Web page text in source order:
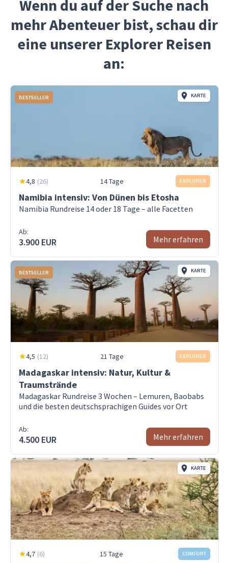
Wer
echtes
Wenn du auf der Suche nach
mehr Abenteuer bist, schau dir
eine unserer Explorer Reisen
an:
BESTSELLER KARTE
4,8 (26) 14 Tage EXPLORER
Namibia intensiv: Von Dünen bis Etosha
Namibia Rundreise 14 oder 18 Tage – alle Facetten
Ab:
3.900 EUR Mehr erfahren
BESTSELLER KARTE
4,5 (12) 21 Tage EXPLORER
Madagaskar intensiv: Natur, Kultur &
Traumstrände
Madagaskar Rundreise 3 Wochen – Lemuren, Baobabs
und die besten deutschsprachigen Guides vor Ort
Ab:
4.500 EUR Mehr erfahren
KARTE
4,7 (6) 15 Tage COMFORT